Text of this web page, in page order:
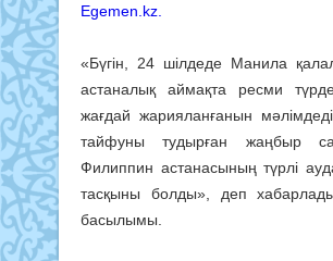
Egemen.kz.
«Бүгін, 24 шілдеде Манила
астаналық аймақта ресми
жағдай жарияланғанын
тайфуны тудырған жаңбыр
Филиппин астанасының түрлі
тасқыны болды», деп
басылымы.